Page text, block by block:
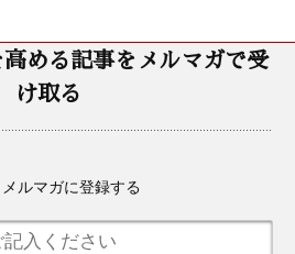
める記事をメルマガで受
け取る
ルマガに登録する